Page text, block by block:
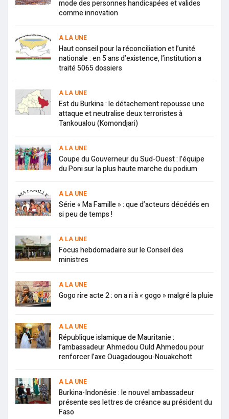
mode des personnes handicapées et valides
comme innovation
A LA UNE
Haut conseil pour la réconciliation et l’unité
nationale : en 5 ans d’existence, l’institution a
traité 5065 dossiers
A LA UNE
Est du Burkina : le détachement repousse une
attaque et neutralise deux terroristes à
Tankoualou (Komondjari)
A LA UNE
Coupe du Gouverneur du Sud-Ouest : l’équipe
du Poni sur la plus haute marche du podium
A LA UNE
Série « Ma Famille » : que d’acteurs décédés en
si peu de temps !
A LA UNE
Focus hebdomadaire sur le Conseil des
ministres
A LA UNE
Gogo rire acte 2 : on a ri à « gogo » malgré la pluie
A LA UNE
République islamique de Mauritanie :
l’ambassadeur Ahmedou Ould Ahmedou pour
renforcer l’axe Ouagadougou-Nouakchott
A LA UNE
Burkina-Indonésie : le nouvel ambassadeur
présente ses lettres de créance au président du
Faso